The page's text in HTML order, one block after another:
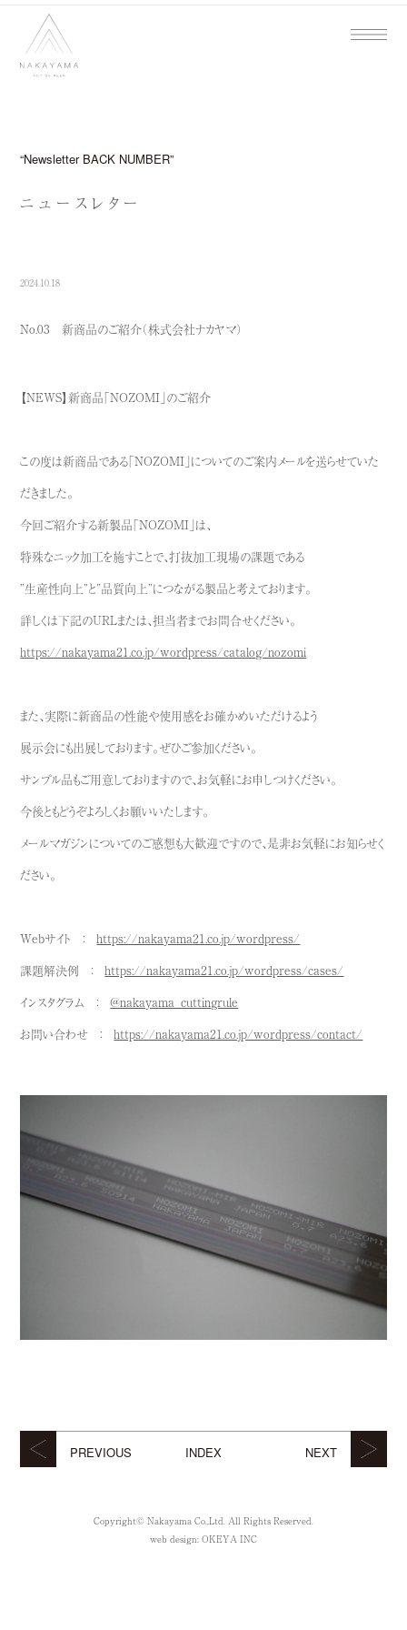
Newsletter BACK NUMBER
ニュースレター
2024.10.18
No.03 新商品のご紹介（株式会社ナカヤマ）
【NEWS】新商品「NOZOMI」のご紹介
この度は新商品である「NOZOMI」についてのご案内メールを送らせていた
だきました。
今回ご紹介する新製品「NOZOMI」は、
特殊なニック加工を施すことで、打抜加工現場の課題である
”生産性向上”と”品質向上”につながる製品と考えております。
詳しくは下記のURLまたは、担当者までお問合せください。
https://nakayama21.co.jp/wordpress/catalog/nozomi
また、実際に新商品の性能や使用感をお確かめいただけるよう
展示会にも出展しております。ぜひご参加ください。
サンプル品もご用意しておりますので、お気軽にお申しつけください。
今後ともどうぞよろしくお願いいたします。
メールマガジンについてのご感想も大歓迎ですので、是非お気軽にお知らせく
ださい。
Webサイト ：https://nakayama21.co.jp/wordpress/
課題解決例 ：https://nakayama21.co.jp/wordpress/cases/
インスタグラム ：@nakayama_cuttingrule
お問い合わせ ：https://nakayama21.co.jp/wordpress/contact/
PREVIOUS INDEX NEXT
Copyright© Nakayama Co.,Ltd. All Rights Reserved.
web design: OKEYA INC